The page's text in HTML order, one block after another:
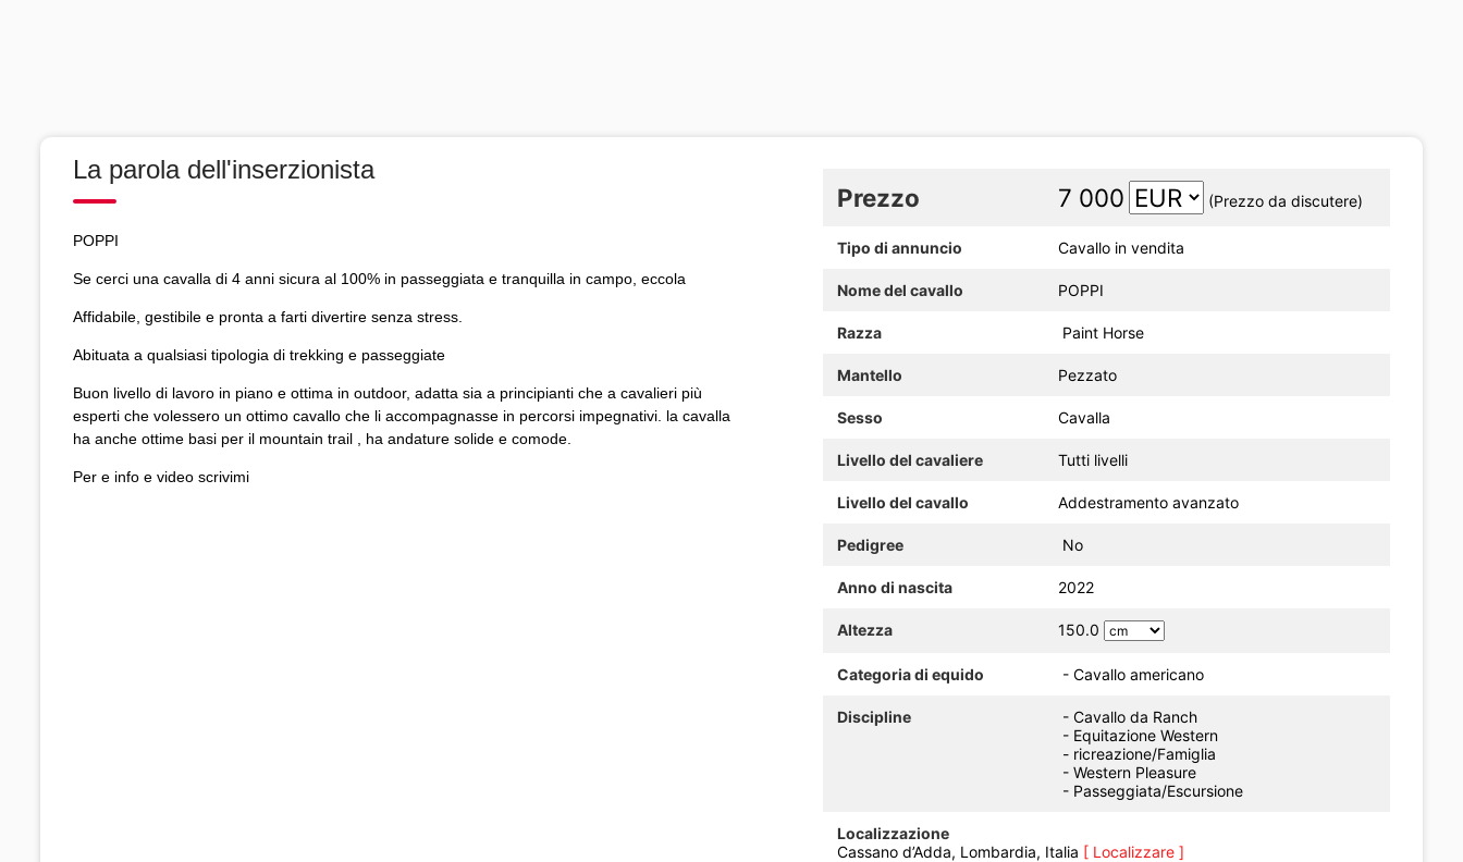
La parola dell'inserzionista
POPPI
Se cerci una cavalla di 4 anni sicura al 100% in passeggiata e tranquilla in campo, eccola
Affidabile, gestibile e pronta a farti divertire senza stress.
Abituata a qualsiasi tipologia di trekking e passeggiate
Buon livello di lavoro in piano e ottima in outdoor, adatta sia a principianti che a cavalieri più
esperti che volessero un ottimo cavallo che li accompagnasse in percorsi impegnativi. la cavalla
ha anche ottime basi per il mountain trail , ha andature solide e comode.
Per e info e video scrivimi
Prezzo 7 000 (Prezzo da discutere)
Tipo di annuncio Cavallo in vendita
Nome del cavallo POPPI
Razza Paint Horse
Mantello Pezzato
Sesso Cavalla
Livello del cavaliere Tutti livelli
Livello del cavallo Addestramento avanzato
Pedigree No
Anno di nascita 2022
Altezza 150.0
Categoria di equido - Cavallo americano
Discipline
- Cavallo da Ranch
- Equitazione Western
- ricreazione/Famiglia
- Western Pleasure
- Passeggiata/Escursione
Localizzazione
Cassano d’Adda, Lombardia, Italia [ Localizzare ]